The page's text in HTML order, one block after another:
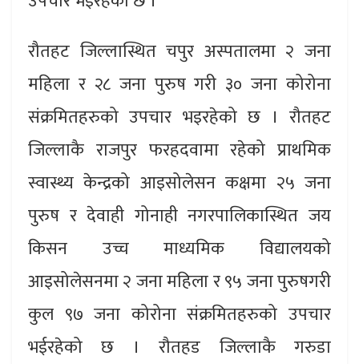
रौतहट जिल्लास्थित चपुर अस्पतालमा २ जना
महिला र २८ जना पुरुष गरी ३० जना कोरोना
संक्रमितहरुको उपचार भइरहेको छ । रौतहट
जिल्लाकै राजपुर फरहदवामा रहेको प्राथमिक
स्वास्थ्य केन्द्रको आइसोलेसन कक्षमा २५ जना
पुरुष र देवाही गोनाही नगरपालिकास्थित जय
किसन उच्च माध्यमिक विद्यालयको
आइसोलेसनमा २ जना महिला र ९५ जना पुरुषगरी
कुल ९७ जना कोरोना संक्रमितहरुको उपचार
भईरहेको छ । रौतहड जिल्लाकै गरुडा